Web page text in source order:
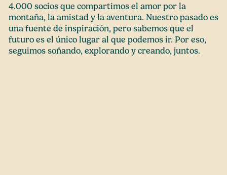
4.000 socios que compartimos el amor por la
montaña, la amistad y la aventura. Nuestro pasado es
una fuente de inspiración, pero sabemos que el
futuro es el único lugar al que podemos ir. Por eso,
seguimos soñando, explorando y creando, juntos.